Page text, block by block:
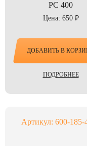
PC 400
Цена: 650 ₽
ДОБАВИТЬ В
ПОДРОБНЕЕ
Артикул: 600-185-